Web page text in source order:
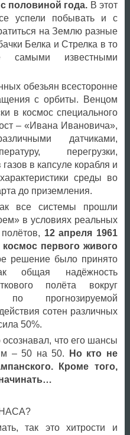
половиной года. В этот
успели побывать и с
на Землю разные
Белка и Стрелка в то
самыми известными
обезьян всесторонне
с орбиты. Венцом
в космос специального
– «Ивана Ивановича»,
датчиками,
перегрузки,
в капсуле корабля и
среды во
до приземления.
все системы прошли
в условиях реальных
12 апреля 1961
первого живого
решение было принято
общая надёжность
полёта вокруг
прогнозируемой
сотен различных
50%.
что его шансы
– 50 на 50.
Но кто не
Кроме того,
НАСА?
так это хитрости и